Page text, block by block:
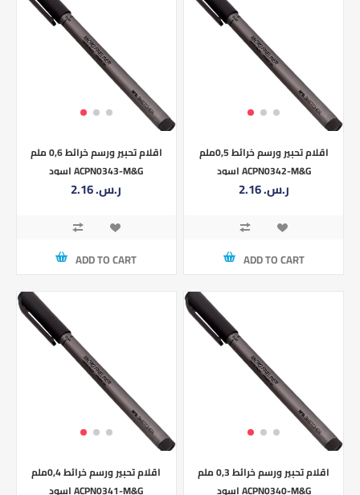
اقلام تحبير ورسم خرائط 0,6 ملم
اسود ACPN0343-M&G
2.16 ر.س.‏
ADD TO CART
اقلام تحبير ورسم خرائط 0,5ملم
اسود ACPN0342-M&G
2.16 ر.س.‏
ADD TO CART
اقلام تحبير ورسم خرائط 0,4ملم
اسود ACPN0341-M&G
اقلام تحبير ورسم خرائط 0,3 ملم
اسود ACPN0340-M&G